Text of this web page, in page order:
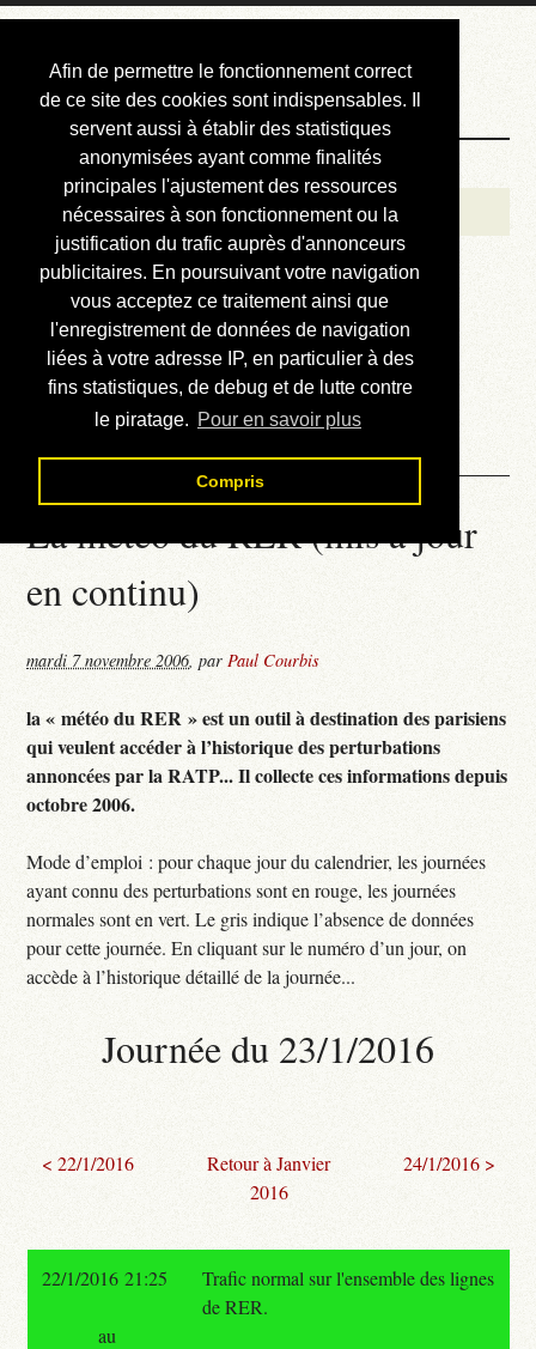
Afin de permettre le fonctionnement correct
de ce site des cookies sont indispensables. Il
servent aussi à établir des statistiques
anonymisées ayant comme finalités
principales l'ajustement des ressources
nécessaires à son fonctionnement ou la
justification du trafic auprès d'annonceurs
publicitaires. En poursuivant votre navigation
vous acceptez ce traitement ainsi que
l'enregistrement de données de navigation
liées à votre adresse IP, en particulier à des
fins statistiques, de debug et de lutte contre
le piratage. Pour en savoir plus
Compris
Courbis, « LE »
Blog Officiel
Bienvenue
Réalisations
Divers (et d’été)
Annonces
Liens externes
Téléchargement
Contact
La météo du RER (mis à jour
en continu)
mardi 7 novembre 2006,parPaul Courbis
la « météo du RER » est un outil à destination des parisiens
qui veulent accéder à l’historique des perturbations
annoncées par la RATP... Il collecte ces informations depuis
octobre 2006.
Mode d’emploi : pour chaque jour du calendrier, les journées
ayant connu des perturbations sont en rouge, les journées
normales sont en vert. Le gris indique l’absence de données
pour cette journée. En cliquant sur le numéro d’un jour, on
accède à l’historique détaillé de la journée...
Journée du 23/1/2016
< 22/1/2016
Retour à Janvier
2016
24/1/2016 >
22/1/2016 21:25
Trafic normal sur l'ensemble des lignes
de RER.
au